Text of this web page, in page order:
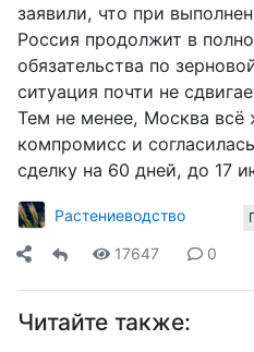
заявили, что при
Россия продолжит в
обязательства по
ситуация почти не
Тем не менее, Москва всё
компромисс и
сделку на 60 дней, до 17
Растениеводство
17647 0
Читайте также: